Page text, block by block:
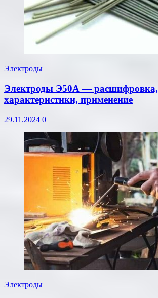
Электроды
Электроды Э50А — расшифровка,
характеристики, применение
29.11.2024 0
Электроды